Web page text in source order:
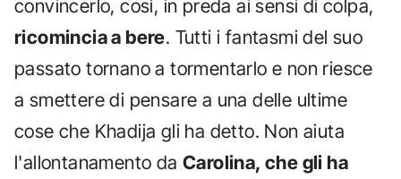
convincerlo, così, in preda ai sensi di colpa,
ricomincia a bere. Tutti i fantasmi del suo
passato tornano a tormentarlo e non riesce
a smettere di pensare a una delle ultime
cose che Khadija gli ha detto. Non aiuta
l'allontanamento da Carolina, che gli ha